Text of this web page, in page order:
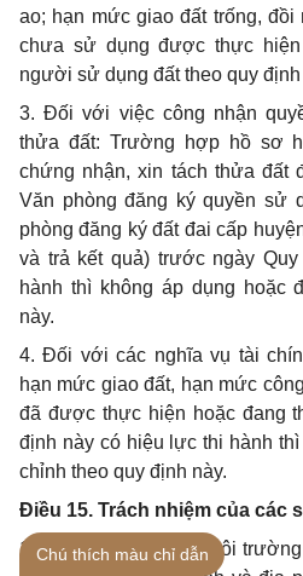
ao; hạn mức giao đất trống, đồi
chưa sử dụng được thực
người sử dụng đất theo quy
3. Đối với việc công nhận
thửa đất: Trường hợp hồ sơ
chứng nhận, xin tách thửa đất
Văn phòng đăng ký quyền sử
phòng đăng ký đất đai cấp
và trả kết quả) trước ngày
hành thì không áp dụng hoặc
này.
4. Đối với các nghĩa vụ tài
hạn mức giao đất, hạn mức
đã được thực hiện hoặc đang
định này có hiệu lực thi hành
chỉnh theo quy định này.
Điều 15. Trách nhiệm của các
1. Sở Tài nguyên và Môi trư
Chú thích màu chỉ dẫn